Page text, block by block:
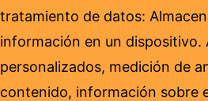
tratamiento de datos:
información en un dispositivo.
personalizados, medición de
contenido, información sobre